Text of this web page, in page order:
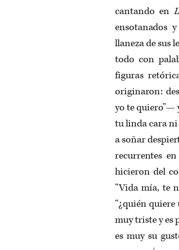
cantando en
ensotanados
llaneza de sus
todo con
figuras
originaron:
yo te quiero”—
tu linda cara
a soñar
recurrentes
hicieron del
“Vida mía, te
“¿quién quiere
muy triste y es
es muy su